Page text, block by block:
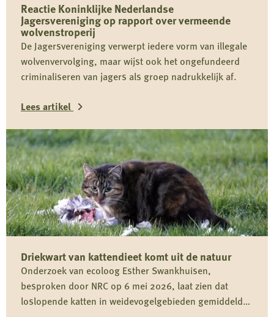
Reactie Koninklijke Nederlandse
Jagersvereniging op rapport over vermeende
wolvenstroperij
De Jagersvereniging verwerpt iedere vorm van illegale
wolvenvervolging, maar wijst ook het ongefundeerd
criminaliseren van jagers als groep nadrukkelijk af.
Lees artikel
Lees
meer
over
Reactie
Koninklijke
Nederlandse
Jagersvereniging
rapport
over
vermeende
Driekwart van kattendieet komt uit de natuur
Onderzoek van ecoloog Esther Swankhuisen,
besproken door NRC op 6 mei 2026, laat zien dat
loslopende katten in weidevogelgebieden gemiddeld